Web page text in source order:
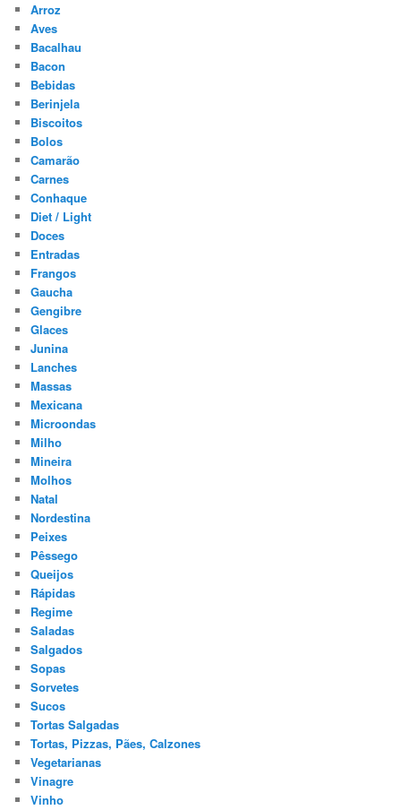
Arroz
Aves
Bacalhau
Bacon
Bebidas
Berinjela
Biscoitos
Bolos
Camarão
Carnes
Conhaque
Diet / Light
Doces
Entradas
Frangos
Gaucha
Gengibre
Glaces
Junina
Lanches
Massas
Mexicana
Microondas
Milho
Mineira
Molhos
Natal
Nordestina
Peixes
Pêssego
Queijos
Rápidas
Regime
Saladas
Salgados
Sopas
Sorvetes
Sucos
Tortas Salgadas
Tortas, Pizzas, Pães, Calzones
Vegetarianas
Vinagre
Vinho